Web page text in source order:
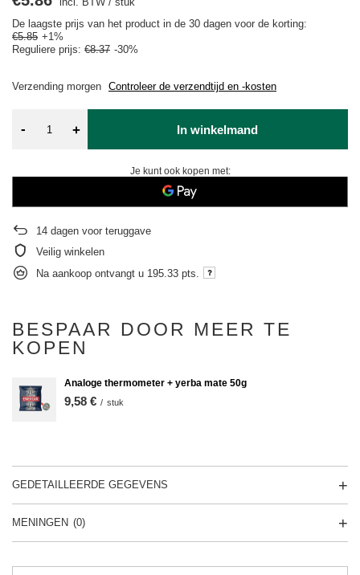
Verzending morgen Controleer de verzendtijd en -kosten
De laagste prijs van het product in de 30 dagen voor de korting:
€5.85 +1%
Reguliere prijs: €8.37 -30%
- + In winkelmand
Je kunt ook kopen met:
14 dagen voor teruggave
Veilig winkelen
Na aankoop ontvangt u 195.33 pts.
BESPAAR DOOR MEER TE
KOPEN
Analoge thermometer + yerba mate 50g
9,58 € / stuk
GEDETAILLEERDE GEGEVENS
MENINGEN (0)